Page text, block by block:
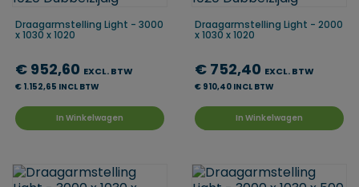
Draagarmstelling Light - 3000
x 1030 x 1020
€ 952,60 EXCL. BTW
€ 1.152,65 INCL BTW
In Winkelwagen
Draagarmstelling Light - 2000
x 1030 x 1020
€ 752,40 EXCL. BTW
€ 910,40 INCL BTW
In Winkelwagen